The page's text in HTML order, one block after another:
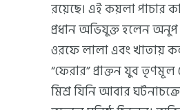
রয়েছে। এই কয়লা পাচার
প্রধান অভিযুক্ত হলেন
ওরফে লালা এবং খাতায়
“ফেরার” প্রাক্তন যুব তৃণমূল
মিশ্র যিনি আবার